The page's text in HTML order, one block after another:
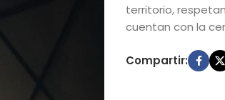
territorio,
cuentan con la
Compartir: